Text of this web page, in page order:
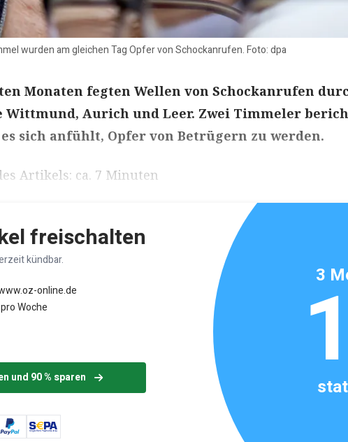
wurden am gleichen Tag Opfer von Schockanrufen. Foto: dpa
Monaten fegten Wellen von Schockanrufen
Wittmund, Aurich und Leer. Zwei Timmeler
sich anfühlt, Opfer von Betrügern zu werden.
Artikels: ca. 7 Minuten
freischalten
kündbar.
online.de
Woche
und 90 % sparen
3